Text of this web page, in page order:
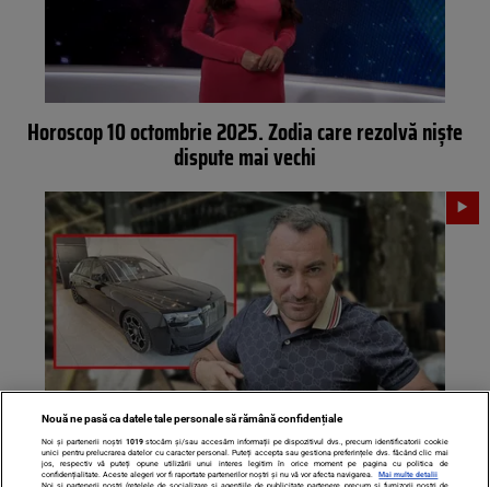
Horoscop 10 octombrie 2025. Zodia care rezolvă niște
dispute mai vechi
AU, AU, AU, ce idee i-a venit lui Pescobar! Cum vrea
milionarul să-şi schimbe Rolls-ul, mai nou: „Nu mai
Nouă ne pasă ca datele tale personale să rămână confidențiale
Noi și partenerii noștri 1019stocăm și/sau accesăm informații pe dispozitivul dvs., precum identificatorii cookie
unici pentru prelucrarea datelor cu caracter personal. Puteți accepta sau gestiona preferințele dvs. făcând clic mai
jos, respectiv vă puteți opune utilizării unui interes legitim în orice moment pe pagina cu politica de
confidențialitate. Aceste alegeri vor fi raportate partenerilor noștri și nu vă vor afecta navigarea.
Mai multe detalii
Noi si partenerii nostri (retelele de socializare si agentiile de publicitate partenere, precum si furnizorii nostri de